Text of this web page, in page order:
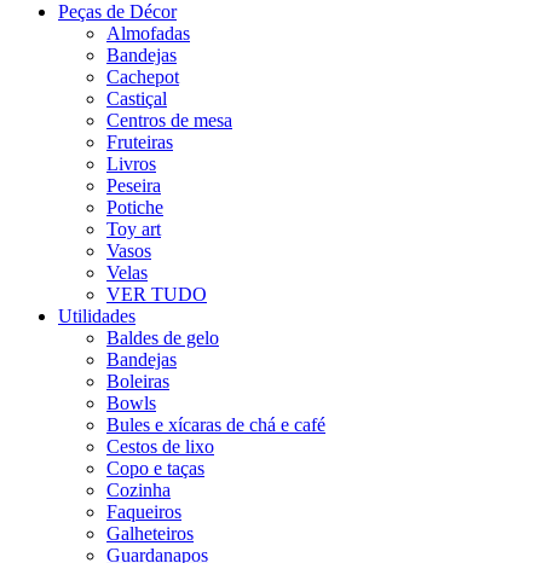
Peças de Décor
Almofadas
Bandejas
Cachepot
Castiçal
Centros de mesa
Fruteiras
Livros
Peseira
Potiche
Toy art
Vasos
Velas
VER TUDO
Utilidades
Baldes de gelo
Bandejas
Boleiras
Bowls
Bules e xícaras de chá e café
Cestos de lixo
Copo e taças
Cozinha
Faqueiros
Galheteiros
Guardanapos